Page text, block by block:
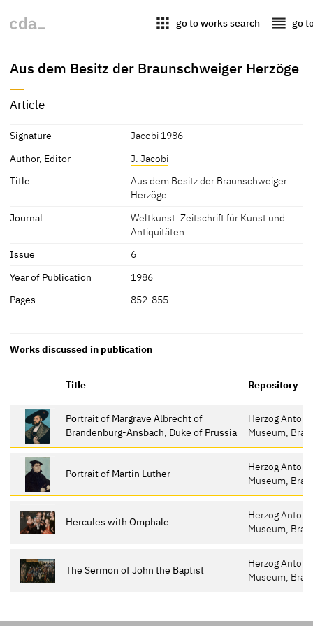
apps go to works search reorder go
Aus dem Besitz der Braunschweiger Herzöge
Article
Signature
Jacobi 1986
Author, Editor
J. Jacobi
Title
Aus dem Besitz der Braunschweiger
Herzöge
Journal
Weltkunst: Zeitschrift für Kunst und
Antiquitäten
Issue
6
Year of Publication
1986
Pages
852-855
Works discussed in publication
Title Repository
Portrait of Margrave Albrecht of
Brandenburg-Ansbach, Duke of Prussia
Herzog Anton
Museum,
Portrait of Martin Luther
Herzog Anton
Museum,
Hercules with Omphale
Herzog Anton
Museum,
The Sermon of John the Baptist
Herzog Anton
Museum,